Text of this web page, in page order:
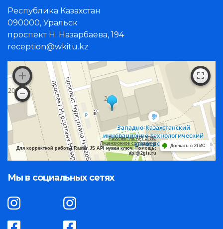
Республика Казахстан
090000, Уральск
проспект Н. Назарбаева, 194
reception@wkitu.kz
Работает на API 2ГИС
Лицензионное соглашение
Для корректной работы Raster JS API нужен ключ. Помощь:
api@2gis.ru
Доехать с 2ГИС
Мы в социальных сетях